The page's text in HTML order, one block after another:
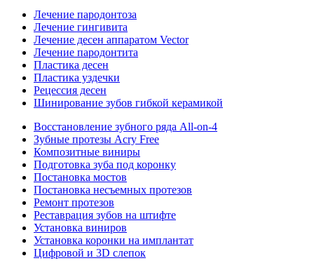
Лечение пародонтоза
Лечение гингивита
Лечение десен аппаратом Vector
Лечение пародонтита
Пластика десен
Пластика уздечки
Рецессия десен
Шинирование зубов гибкой керамикой
Восстановление зубного ряда All‑on‑4
Зубные протезы Acry Free
Композитные виниры
Подготовка зуба под коронку
Постановка мостов
Постановка несъемных протезов
Ремонт протезов
Реставрация зубов на штифте
Установка виниров
Установка коронки на имплантат
Цифровой и 3D слепок